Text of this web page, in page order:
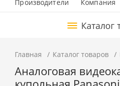
Производители Компания
Каталог
Главная Каталог товаров
Аналоговая